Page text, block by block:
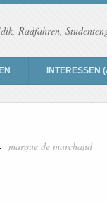
Radfahren,
INTERESSEN
marque de marchand